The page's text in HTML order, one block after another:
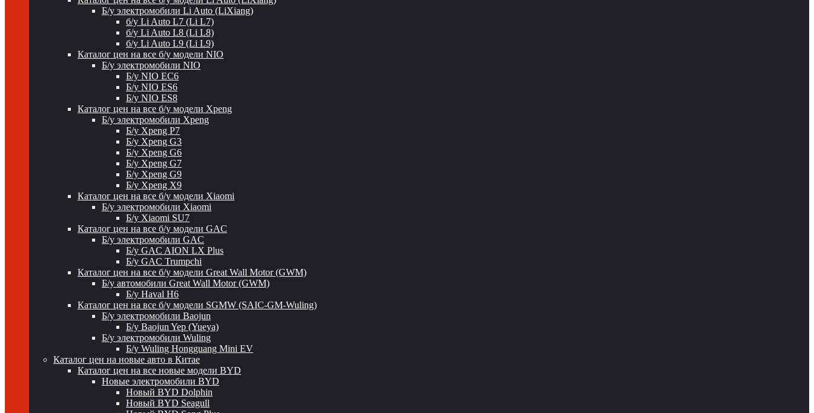
Б/у электромобили Li Auto (LiXiang)
б/у Li Auto L7 (Li L7)
б/у Li Auto L8 (Li L8)
б/у Li Auto L9 (Li L9)
Каталог цен на все б/у модели NIO
Б/у электромобили NIO
Б/у NIO EC6
Б/у NIO ES6
Б/у NIO ES8
Каталог цен на все б/у модели Xpeng
Б/у электромобили Xpeng
Б/у Xpeng P7
Б/у Xpeng G3
Б/у Xpeng G6
Б/у Xpeng G7
Б/у Xpeng G9
Б/у Xpeng X9
Каталог цен на все б/у модели Xiaomi
Б/у электромобили Xiaomi
Б/у Xiaomi SU7
Каталог цен на все б/у модели GAC
Б/у электромобили GAC
Б/у GAC AION LX Plus
Б/у GAC Trumpchi
Каталог цен на все б/у модели Great Wall Motor (GWM)
Б/у автомобили Great Wall Motor (GWM)
Б/у Haval H6
Каталог цен на все б/у модели SGMW (SAIC-GM-Wuling)
Б/у электромобили Baojun
Б/у Baojun Yep (Yueya)
Б/у электромобили Wuling
Б/у Wuling Hongguang Mini EV
Каталог цен на новые авто в Китае
Каталог цен на все новые модели BYD
Новые электромобили BYD
Новый BYD Dolphin
Новый BYD Seagull